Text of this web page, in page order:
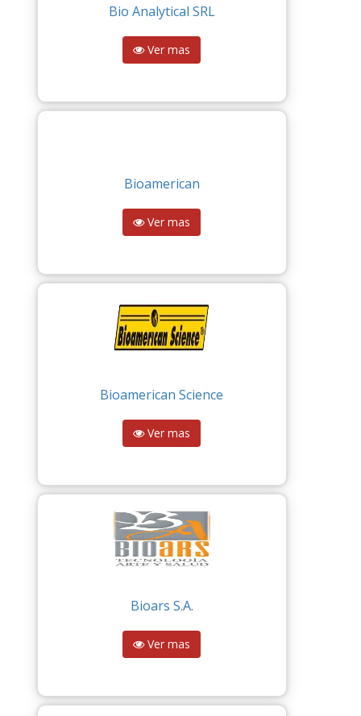
Bio Analytical SRL
Ver mas
Bioamerican
Ver mas
Bioamerican Science
Ver mas
Bioars S.A.
Ver mas